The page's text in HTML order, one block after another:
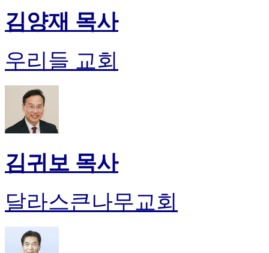
김양재 목사
우리들 교회
김귀보 목사
달라스큰나무교회